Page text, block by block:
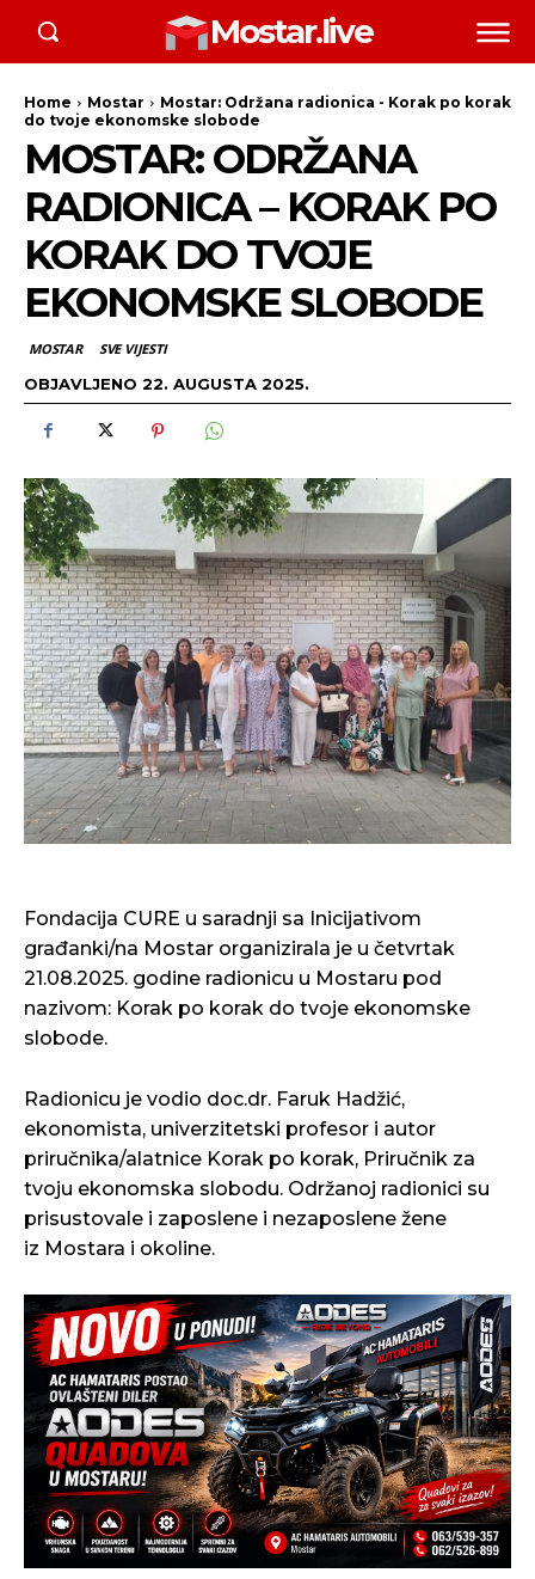
Mostar.live
Home Mostar
Mostar: Održana radionica - Korak po korak
do tvoje ekonomske slobode
MOSTAR: ODRŽANA
RADIONICA – KORAK PO
KORAK DO TVOJE
EKONOMSKE SLOBODE
MOSTAR SVE VIJESTI
OBJAVLJENO 22. AUGUSTA 2025.
Fondacija CURE u saradnji sa Inicijativom
građanki/na Mostar organizirala je u četvrtak
21.08.2025. godine radionicu u Mostaru pod
nazivom: Korak po korak do tvoje ekonomske
slobode.
Radionicu je vodio doc.dr. Faruk Hadžić,
ekonomista, univerzitetski profesor i autor
priručnika/alatnice Korak po korak, Priručnik za
tvoju ekonomska slobodu. Održanoj radionici su
prisustovale i zaposlene i nezaposlene žene
iz Mostara i okoline.